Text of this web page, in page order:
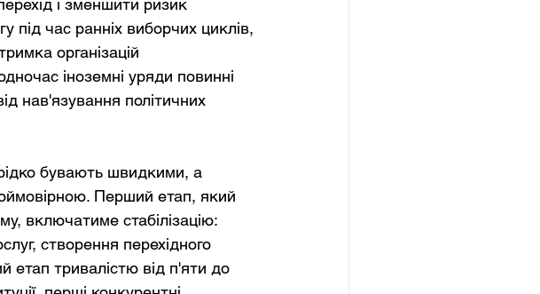
і зменшити ризик
під час ранніх виборчих циклів,
організацій
іноземні уряди повинні
нав'язування політичних
бувають швидкими, а
Перший етап, який
включатиме стабілізацію:
створення перехідного
етап тривалістю від п'яти до